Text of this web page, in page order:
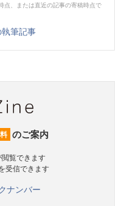
点、または直近の記事の寄稿時点で
筆記事
のご案内
閲覧できます
受信できます
ナンバー